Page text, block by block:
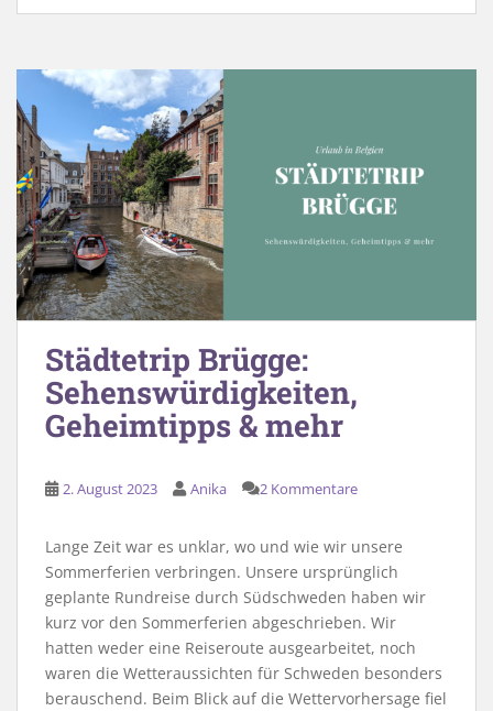
Städtetrip Brügge:
Sehenswürdigkeiten,
Geheimtipps & mehr
2. August 2023 Anika 2 Kommentare
Lange Zeit war es unklar, wo und wie wir unsere
Sommerferien verbringen. Unsere ursprünglich
geplante Rundreise durch Südschweden haben wir
kurz vor den Sommerferien abgeschrieben. Wir
hatten weder eine Reiseroute ausgearbeitet, noch
waren die Wetteraussichten für Schweden besonders
berauschend. Beim Blick auf die Wettervorhersage fiel